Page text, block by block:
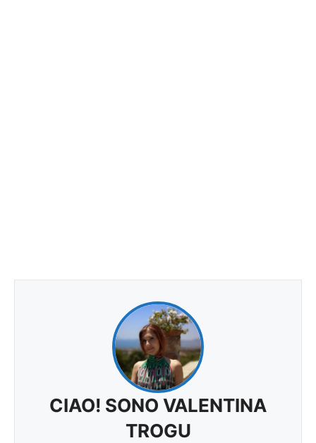
CIAO! SONO VALENTINA
TROGU